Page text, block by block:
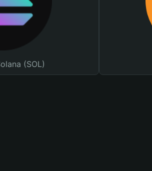
(SOL)